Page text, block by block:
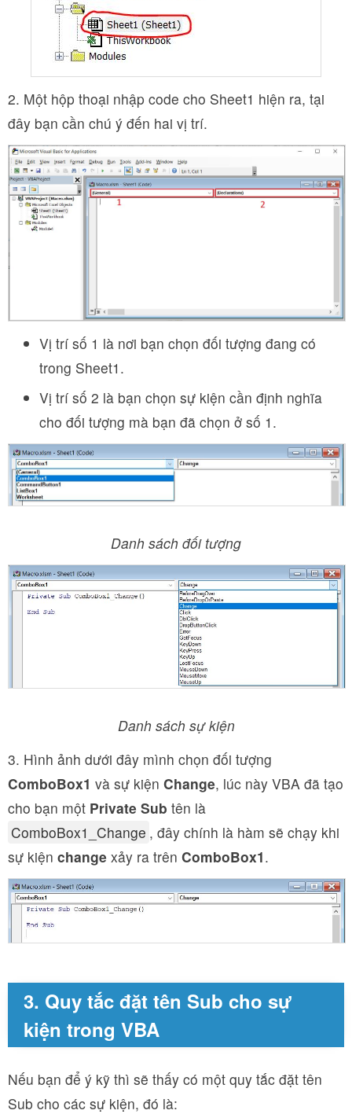
2. Một hộp thoại nhập code cho Sheet1 hiện ra, tại
đây bạn cần chú ý đến hai vị trí.
Vị trí số 1 là nơi bạn chọn đối tượng đang có
trong Sheet1.
Vị trí số 2 là bạn chọn sự kiện cần định nghĩa
cho đối tượng mà bạn đã chọn ở số 1.
Danh sách đối tượng
Danh sách sự kiện
3. Hình ảnh dưới đây mình chọn đối tượng
ComboBox1 và sự kiện Change, lúc này VBA đã tạo
cho bạn một Private Sub tên là
ComboBox1_Change , đây chính là hàm sẽ chạy khi
sự kiện change xảy ra trên ComboBox1.
3. Quy tắc đặt tên Sub cho sự
kiện trong VBA
Nếu bạn để ý kỹ thì sẽ thấy có một quy tắc đặt tên
Sub cho các sự kiện, đó là: